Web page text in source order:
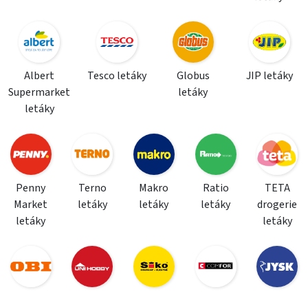
Albert
Supermarket
letáky
Tesco letáky
Globus
letáky
JIP letáky
Penny
Market
letáky
Terno
letáky
Makro
letáky
Ratio
letáky
TETA
drogerie
letáky